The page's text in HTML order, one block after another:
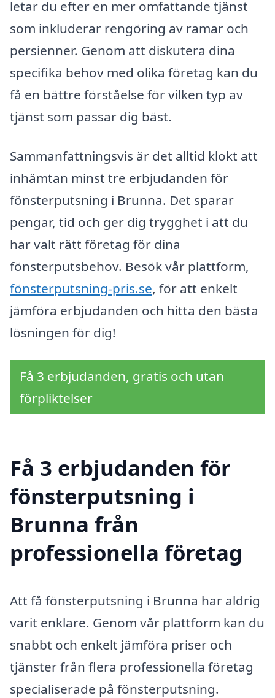
letar du efter en mer omfattande tjänst
som inkluderar rengöring av ramar och
persienner. Genom att diskutera dina
specifika behov med olika företag kan du
få en bättre förståelse för vilken typ av
tjänst som passar dig bäst.
Sammanfattningsvis är det alltid klokt att
inhämtan minst tre erbjudanden för
fönsterputsning i Brunna. Det sparar
pengar, tid och ger dig trygghet i att du
har valt rätt företag för dina
fönsterputsbehov. Besök vår plattform,
fönsterputsning-pris.se, för att enkelt
jämföra erbjudanden och hitta den bästa
lösningen för dig!
Få 3 erbjudanden, gratis och utan
förpliktelser
Få 3 erbjudanden för
fönsterputsning i
Brunna från
professionella företag
Att få fönsterputsning i Brunna har aldrig
varit enklare. Genom vår plattform kan du
snabbt och enkelt jämföra priser och
tjänster från flera professionella företag
specialiserade på fönsterputsning.